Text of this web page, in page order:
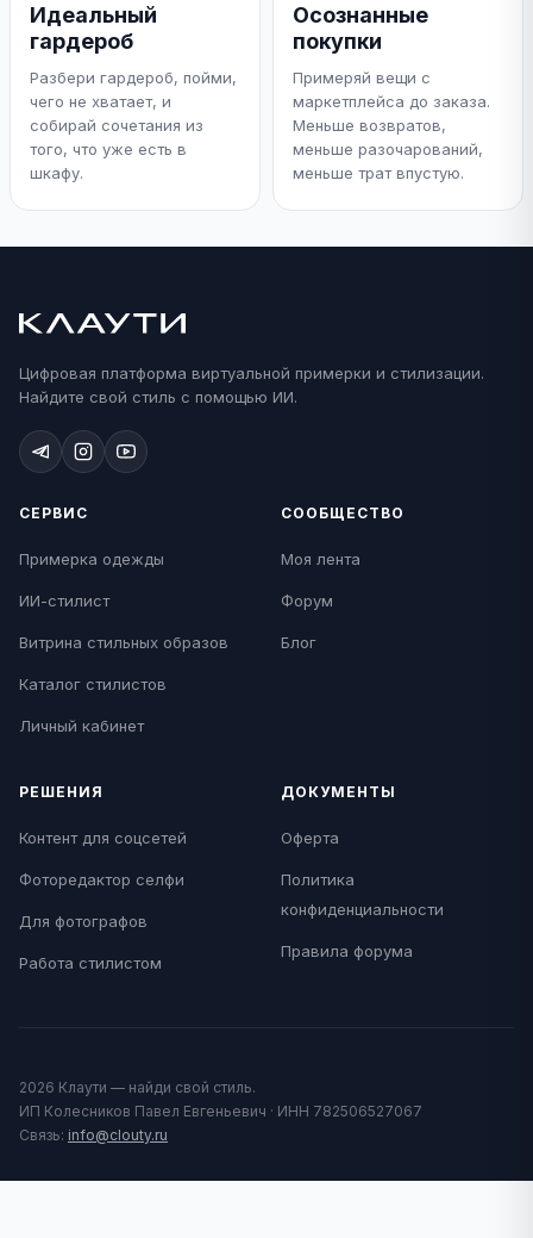
Идеальный
гардероб
Разбери гардероб, пойми,
чего не хватает, и
собирай сочетания из
того, что уже есть в
шкафу.
Осознанные
покупки
Примеряй вещи с
маркетплейса до заказа.
Меньше возвратов,
меньше разочарований,
меньше трат впустую.
Цифровая платформа виртуальной примерки и стилизации.
Найдите свой стиль с помощью ИИ.
СЕРВИС
Примерка одежды
ИИ-стилист
Витрина стильных образов
Каталог стилистов
Личный кабинет
СООБЩЕСТВО
Моя лента
Форум
Блог
РЕШЕНИЯ
Контент для соцсетей
Фоторедактор селфи
Для фотографов
Работа стилистом
ДОКУМЕНТЫ
Оферта
Политика
конфиденциальности
Правила форума
2026 Клаути — найди свой стиль.
ИП Колесников Павел Евгеньевич · ИНН 782506527067
Связь: info@clouty.ru